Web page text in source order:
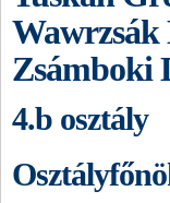
Wawrzsák
Zsámboki
4.b osztály